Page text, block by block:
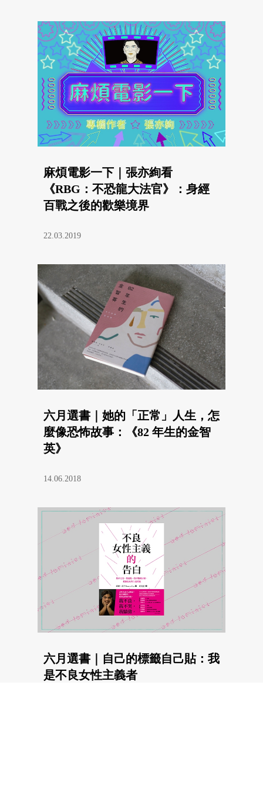
麻煩電影一下｜張亦絢看
《RBG：不恐龍大法官》：身經
百戰之後的歡樂境界
22.03.2019
六月選書｜她的「正常」人生，怎
麼像恐怖故事：《82 年生的金智
英》
14.06.2018
六月選書｜自己的標籤自己貼：我
是不良女性主義者